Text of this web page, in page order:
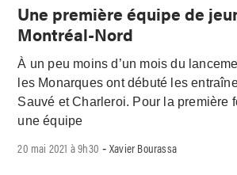
Une première équipe de
Montréal-Nord
À un peu moins d’un mois du
les Monarques ont débuté les
Sauvé et Charleroi. Pour la première
une équipe
20 mai 2021 à 9h30 -Xavier Bourassa